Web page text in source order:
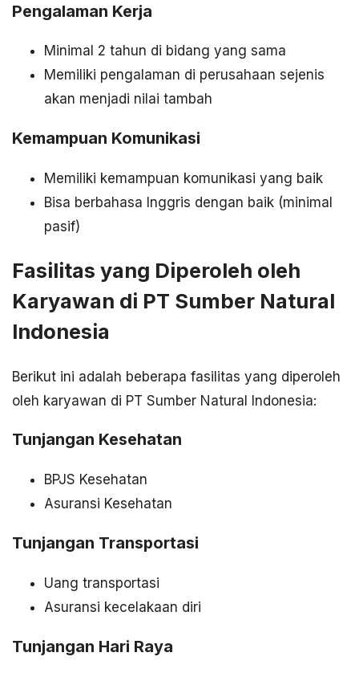
Pengalaman Kerja
Minimal 2 tahun di bidang yang sama
Memiliki pengalaman di perusahaan sejenis
akan menjadi nilai tambah
Kemampuan Komunikasi
Memiliki kemampuan komunikasi yang baik
Bisa berbahasa Inggris dengan baik (minimal
pasif)
Fasilitas yang Diperoleh oleh
Karyawan di PT Sumber Natural
Indonesia
Berikut ini adalah beberapa fasilitas yang diperoleh
oleh karyawan di PT Sumber Natural Indonesia:
Tunjangan Kesehatan
BPJS Kesehatan
Asuransi Kesehatan
Tunjangan Transportasi
Uang transportasi
Asuransi kecelakaan diri
Tunjangan Hari Raya